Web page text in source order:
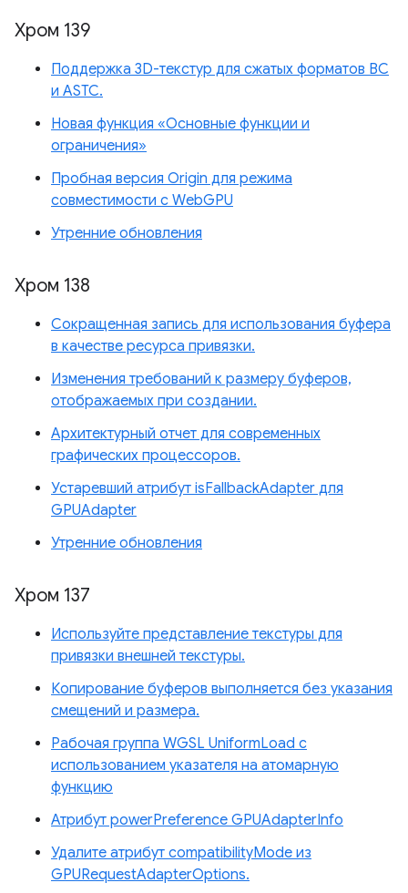
Хром 139
Поддержка 3D-текстур для сжатых форматов BC
и ASTC.
Новая функция «Основные функции и
ограничения»
Пробная версия Origin для режима
совместимости с WebGPU
Утренние обновления
Хром 138
Сокращенная запись для использования буфера
в качестве ресурса привязки.
Изменения требований к размеру буферов,
отображаемых при создании.
Архитектурный отчет для современных
графических процессоров.
Устаревший атрибут isFallbackAdapter для
GPUAdapter
Утренние обновления
Хром 137
Используйте представление текстуры для
привязки внешней текстуры.
Копирование буферов выполняется без указания
смещений и размера.
Рабочая группа WGSL UniformLoad с
использованием указателя на атомарную
функцию
Атрибут powerPreference GPUAdapterInfo
Удалите атрибут compatibilityMode из
GPURequestAdapterOptions.